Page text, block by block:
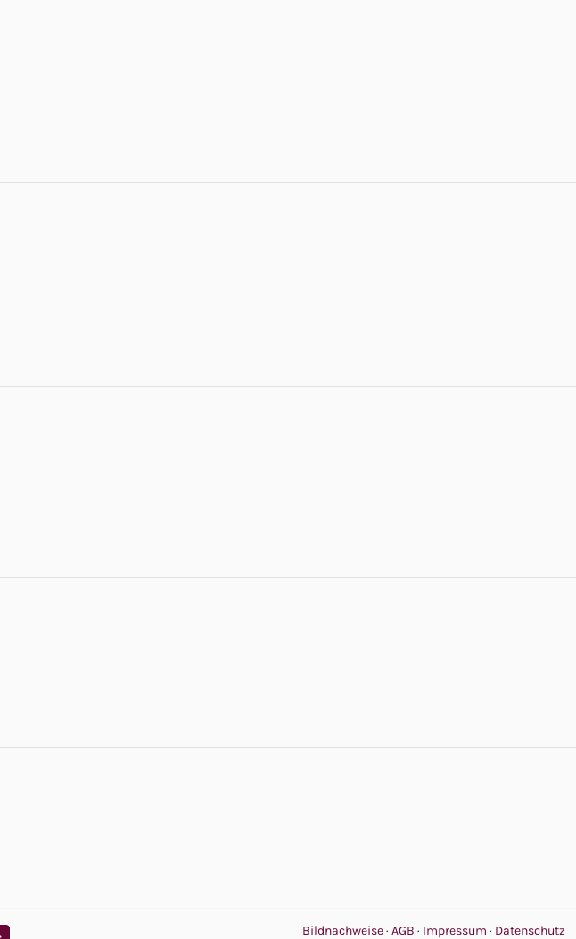
Bildnachweise· AGB · Impressum · Datenschutz